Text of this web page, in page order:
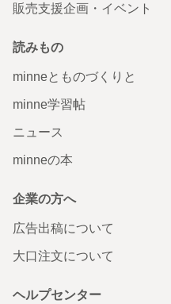
販売支援企画・イベント
読みもの
minneとものづくりと
minne学習帖
ニュース
minneの本
企業の方へ
広告出稿について
大口注文について
ヘルプセンター